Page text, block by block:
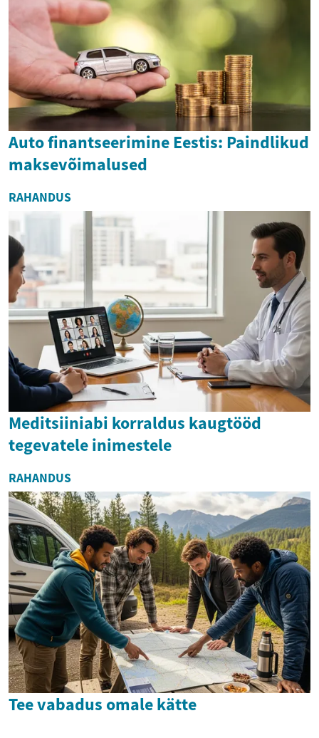
Auto finantseerimine Eestis: Paindlikud
maksevõimalused
RAHANDUS
Meditsiiniabi korraldus kaugtööd
tegevatele inimestele
RAHANDUS
Tee vabadus omale kätte